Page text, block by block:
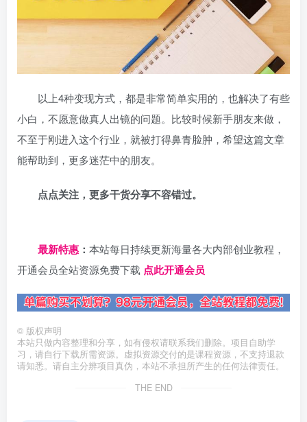
以上4种变现方式，都是非常简单实用的，也解决了有些
小白，不愿意做真人出镜的问题。比较时候新手朋友来做，
不至于刚进入这个行业，就被打得鼻青脸肿，希望这篇文章
能帮助到，更多迷茫中的朋友。
点点关注，更多干货分享不容错过。
最新特惠 ： 本站每日持续更新海量各大内部创业教程，
开通会员全站资源免费下载 点此开通会员
© 版权声明
本站只做内容整理和分享，如有侵权请联系我们删除。项目自助学
习，请自行下载所需资源。虚拟资源交付的是课程资源，不支持退款
请知悉。请自主分辨项目真伪，本站不承担所产生的任何法律责任。
THE END